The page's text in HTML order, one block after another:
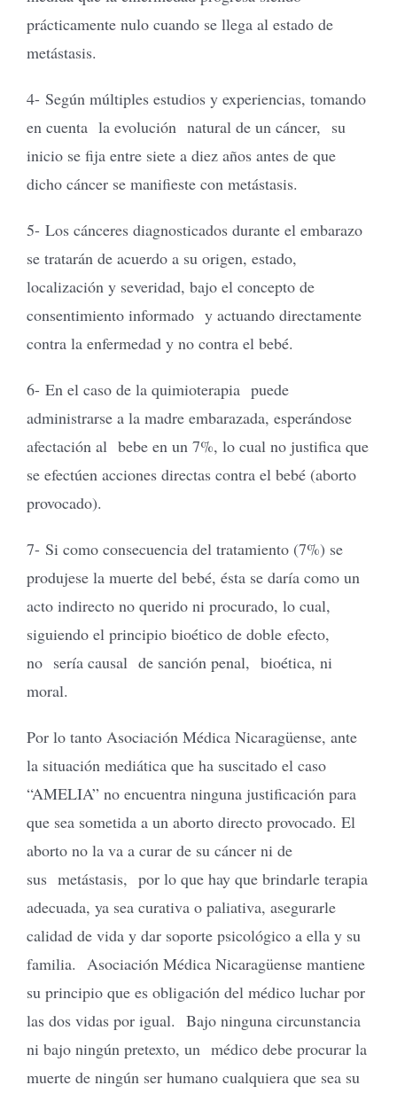
prácticamente nulo cuando se llega al estado de
metástasis.
4- Según múltiples estudios y experiencias, tomando
en cuenta la evolución natural de un cáncer, su
inicio se fija entre siete a diez años antes de que
dicho cáncer se manifieste con metástasis.
5- Los cánceres diagnosticados durante el embarazo
se tratarán de acuerdo a su origen, estado,
localización y severidad, bajo el concepto de
consentimiento informado y actuando directamente
contra la enfermedad y no contra el bebé.
6- En el caso de la quimioterapia puede
administrarse a la madre embarazada, esperándose
afectación al bebe en un 7%, lo cual no justifica que
se efectúen acciones directas contra el bebé (aborto
provocado).
7- Si como consecuencia del tratamiento (7%) se
produjese la muerte del bebé, ésta se daría como un
acto indirecto no querido ni procurado, lo cual,
siguiendo el principio bioético de doble efecto,
no sería causal de sanción penal, bioética, ni
moral.
Por lo tanto Asociación Médica Nicaragüense, ante
la situación mediática que ha suscitado el caso
“AMELIA” no encuentra ninguna justificación para
que sea sometida a un aborto directo provocado. El
aborto no la va a curar de su cáncer ni de
sus metástasis, por lo que hay que brindarle terapia
adecuada, ya sea curativa o paliativa, asegurarle
calidad de vida y dar soporte psicológico a ella y su
familia. Asociación Médica Nicaragüense mantiene
su principio que es obligación del médico luchar por
las dos vidas por igual. Bajo ninguna circunstancia
ni bajo ningún pretexto, un médico debe procurar la
muerte de ningún ser humano cualquiera que sea su